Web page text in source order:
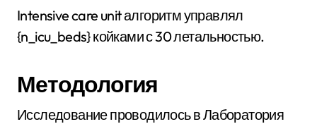
Intensive care unit алгоритм управлял
{n_icu_beds} койками с 30 летальностью.
Методология
Исследование проводилось в Лаборатория